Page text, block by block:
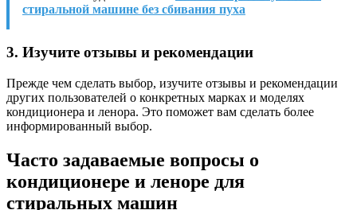
стиральной машине без сбивания пуха
3. Изучите отзывы и рекомендации
Прежде чем сделать выбор, изучите отзывы и рекомендации
других пользователей о конкретных марках и моделях
кондиционера и ленора. Это поможет вам сделать более
информированный выбор.
Часто задаваемые вопросы о
кондиционере и леноре для
стиральных машин